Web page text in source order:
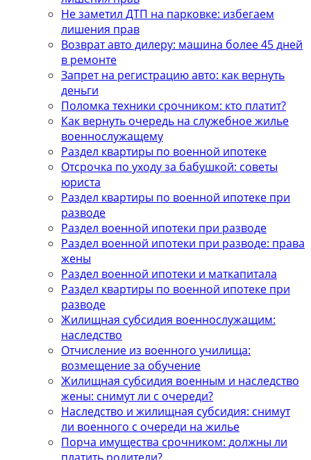
Не заметил ДТП на парковке: избегаем
лишения прав
Возврат авто дилеру: машина более 45 дней
в ремонте
Запрет на регистрацию авто: как вернуть
деньги
Поломка техники срочником: кто платит?
Как вернуть очередь на служебное жилье
военнослужащему
Раздел квартиры по военной ипотеке
Отсрочка по уходу за бабушкой: советы
юриста
Раздел квартиры по военной ипотеке при
разводе
Раздел военной ипотеки при разводе
Раздел военной ипотеки при разводе: права
жены
Раздел военной ипотеки и маткапитала
Раздел квартиры по военной ипотеке при
разводе
Жилищная субсидия военнослужащим:
наследство
Отчисление из военного училища:
возмещение за обучение
Жилищная субсидия военным и наследство
жены: снимут ли с очереди?
Наследство и жилищная субсидия: снимут
ли военного с очереди на жилье
Порча имущества срочником: должны ли